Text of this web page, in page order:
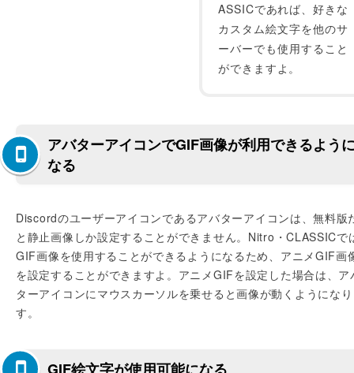
ASSICであれば、好きな
カスタム絵文字を他のサ
ーバーでも使用すること
ができますよ。
アバターアイコンでGIF画像が利用できるよう
なる
Discordのユーザーアイコンであるアバターアイコンは、無料版
と静止画像しか設定することができません。Nitro・CLASSICで
GIF画像を使用することができるようになるため、アニメGIF画
を設定することができますよ。アニメGIFを設定した場合は、ア
ターアイコンにマウスカーソルを乗せると画像が動くようにな
す。